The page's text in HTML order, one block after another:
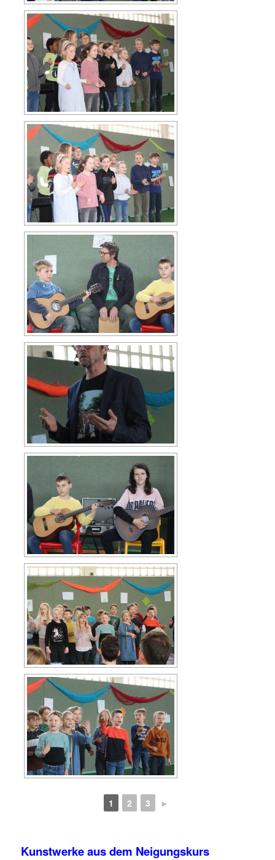
1 2 3 ►
Kunstwerke aus dem Neigungskurs